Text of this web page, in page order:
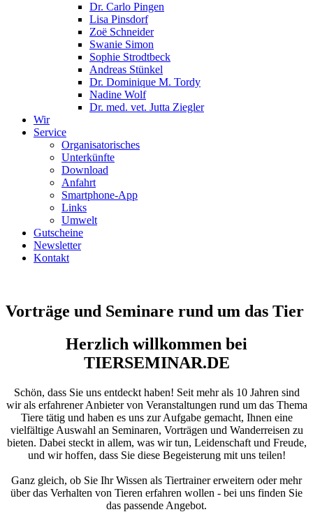
Dr. Carlo Pingen
Lisa Pinsdorf
Zoë Schneider
Swanie Simon
Sophie Strodtbeck
Andreas Stünkel
Dr. Dominique M. Tordy
Nadine Wolf
Dr. med. vet. Jutta Ziegler
Wir
Service
Organisatorisches
Unterkünfte
Download
Anfahrt
Smartphone-App
Links
Umwelt
Gutscheine
Newsletter
Kontakt
Vorträge und Seminare rund um das Tier
Herzlich willkommen bei
TIERSEMINAR.DE
Schön, dass Sie uns entdeckt haben! Seit mehr als 10 Jahren sind
wir als erfahrener Anbieter von Veranstaltungen rund um das Thema
Tiere tätig und haben es uns zur Aufgabe gemacht, Ihnen eine
vielfältige Auswahl an Seminaren, Vorträgen und Wanderreisen zu
bieten. Dabei steckt in allem, was wir tun, Leidenschaft und Freude,
und wir hoffen, dass Sie diese Begeisterung mit uns teilen!
Ganz gleich, ob Sie Ihr Wissen als Tiertrainer erweitern oder mehr
über das Verhalten von Tieren erfahren wollen - bei uns finden Sie
das passende Angebot.